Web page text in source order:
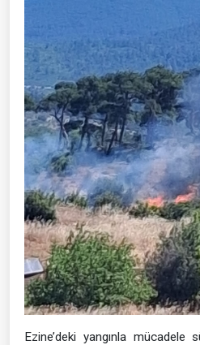
Ezine’deki yangınla mücadele